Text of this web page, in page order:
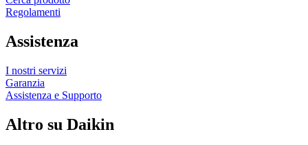
Regolamenti
Assistenza
I nostri servizi
Garanzia
Assistenza e Supporto
Altro su Daikin